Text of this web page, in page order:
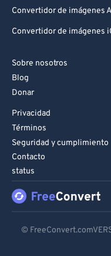
Convertidor de imágenes
Convertidor de imágenes
Sobre nosotros
Blog
Donar
Privacidad
Términos
Seguridad y cumplimiento
Contacto
status
©